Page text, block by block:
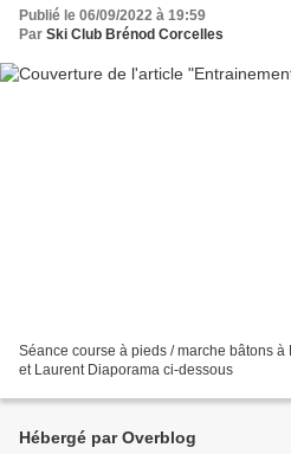
Publié le 06/09/2022 à 19:59
Par Ski Club Brénod Corcelles
Séance course à pieds / marche bâtons
et Laurent Diaporama ci-dessous
Hébergé par Overblog